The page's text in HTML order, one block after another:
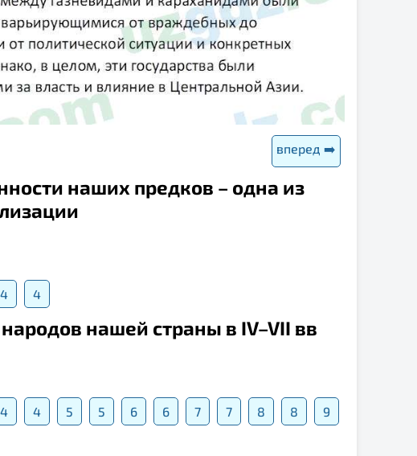
вперед ➡️
наших предков – одна из
4 4
нашей страны в IV–VII вв
4 4 5 5 6 6 7 7 8 8 9